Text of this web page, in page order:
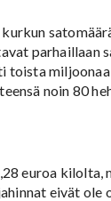
parhaillaan
toista
noin 80
euroa kilolta,
eivät ole